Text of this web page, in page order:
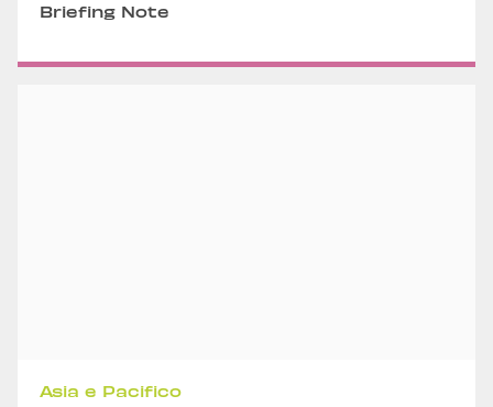
Briefing Note
Asia e Pacifico